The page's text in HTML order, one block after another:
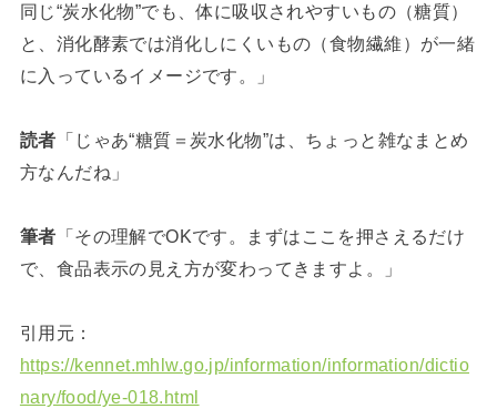
同じ“炭水化物”でも、体に吸収されやすいもの（糖質）
と、消化酵素では消化しにくいもの（食物繊維）が一緒
に入っているイメージです。」
読者 「じゃあ“糖質＝炭水化物”は、ちょっと雑なまとめ
方なんだね」
筆者 「その理解でOKです。まずはここを押さえるだけ
で、食品表示の見え方が変わってきますよ。」
引用元：
https://kennet.mhlw.go.jp/information/information/dictio
nary/food/ye-018.html